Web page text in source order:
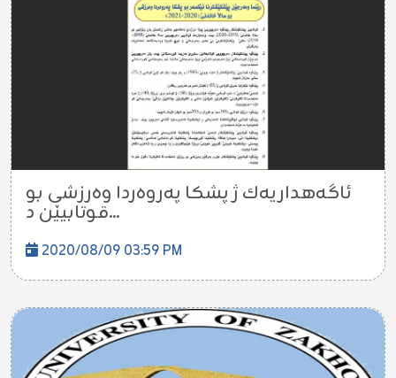
ئاگه‌هداریه‌ك ژ پشكا پەروەردا وەرزشی بو
قوتابیێن د...
2020/08/09 03:59 PM